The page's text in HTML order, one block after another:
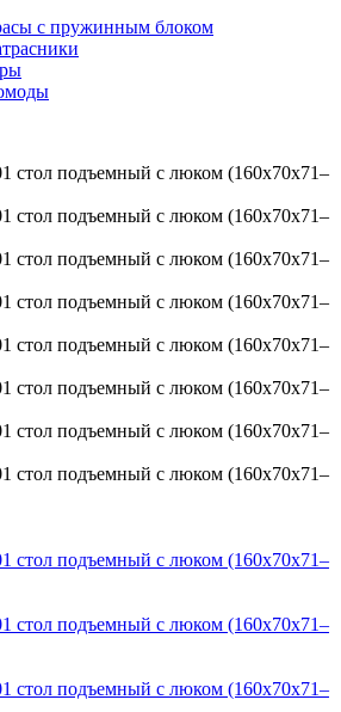
с пружинным блоком